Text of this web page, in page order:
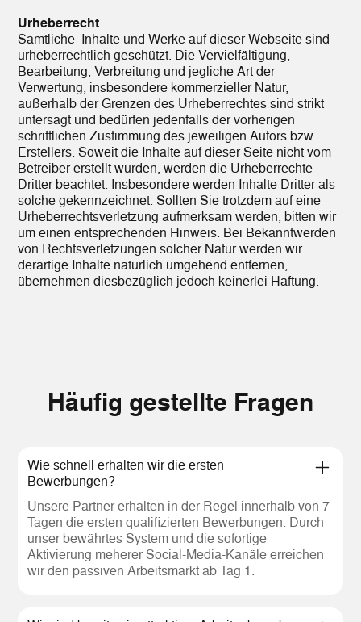
Urheberrecht
Sämtliche Inhalte und Werke auf dieser Webseite sind
urheberrechtlich geschützt. Die Vervielfältigung,
Bearbeitung, Verbreitung und jegliche Art der
Verwertung, insbesondere kommerzieller Natur,
außerhalb der Grenzen des Urheberrechtes sind strikt
untersagt und bedürfen jedenfalls der vorherigen
schriftlichen Zustimmung des jeweiligen Autors bzw.
Erstellers. Soweit die Inhalte auf dieser Seite nicht vom
Betreiber erstellt wurden, werden die Urheberrechte
Dritter beachtet. Insbesondere werden Inhalte Dritter als
solche gekennzeichnet. Sollten Sie trotzdem auf eine
Urheberrechtsverletzung aufmerksam werden, bitten wir
um einen entsprechenden Hinweis. Bei Bekanntwerden
von Rechtsverletzungen solcher Natur werden wir
derartige Inhalte natürlich umgehend entfernen,
übernehmen diesbezüglich jedoch keinerlei Haftung.
Häufig gestellte Fragen
Wie schnell erhalten wir die ersten
Bewerbungen?
Unsere Partner erhalten in der Regel innerhalb von 7
Tagen die ersten qualifizierten Bewerbungen. Durch
unser bewährtes System und die sofortige
Aktivierung meherer Social-Media-Kanäle erreichen
wir den passiven Arbeitsmarkt ab Tag 1.